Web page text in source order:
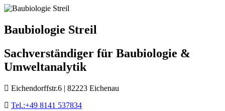
Baubiologie Streil
Sachverständiger für Baubiologie &
Umweltanalytik
Eichendorffstr.6 | 82223 Eichenau
Tel.:+49 8141 537834